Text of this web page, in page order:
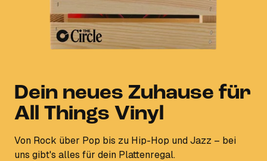
Dein neues Zuhause für
All Things Vinyl
Von Rock über Pop bis zu Hip-Hop und Jazz – bei
uns gibt's alles für dein Plattenregal.